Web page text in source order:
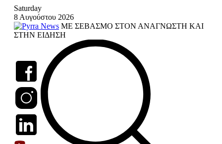
Skip
content
Saturday
8 Αυγούστου 2026
ΜΕ ΣΕΒΑΣΜΟ ΣΤΟΝ ΑΝΑΓΝΩΣΤΗ ΚΑΙ
ΣΤΗΝ ΕΙΔΗΣΗ